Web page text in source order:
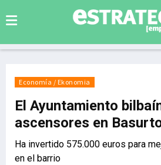
Economía / Ekonomia
El Ayuntamiento
ascensores en
Ha invertido 575.000 euros para
en el barrio